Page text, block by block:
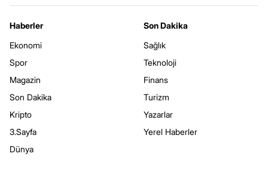
Haberler
Ekonomi
Spor
Magazin
Son Dakika
Kripto
3.Sayfa
Dünya
Son Dakika
Sağlık
Teknoloji
Finans
Turizm
Yazarlar
Yerel Haberler